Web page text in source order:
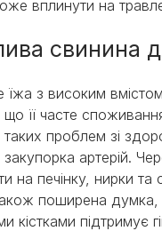
вплинути на
свинина
з високим
що її часте
проблем зі
артерій.
на печінку, нирки та
поширена
кістками підтримує